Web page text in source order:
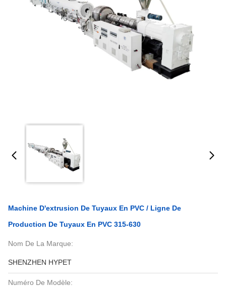
Machine D'extrusion De Tuyaux En PVC / Ligne De
Production De Tuyaux En PVC 315-630
Nom De La Marque:
SHENZHEN HYPET
Numéro De Modèle: